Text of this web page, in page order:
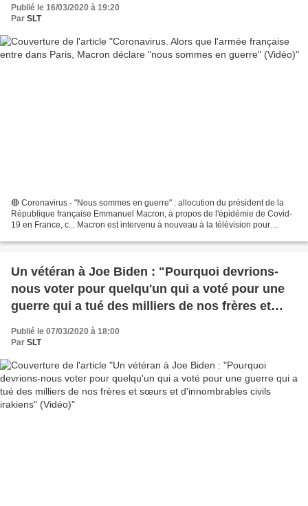
Publié le 16/03/2020 à 19:20
Par SLT
🔴 Coronavirus - "Nous sommes en guerre" : allocution du président de la
République française Emmanuel Macron, à propos de l'épidémie de Covid-
19 en France, c... Macron est intervenu à nouveau à la télévision pour
Un vétéran à Joe Biden : "Pourquoi devrions-
nous voter pour quelqu'un qui a voté pour une
guerre qui a tué des milliers de nos frères et
Publié le 07/03/2020 à 18:00
Par SLT